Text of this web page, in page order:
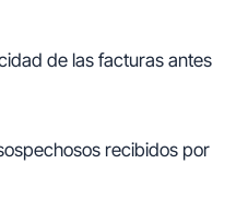
de las facturas antes
recibidos por